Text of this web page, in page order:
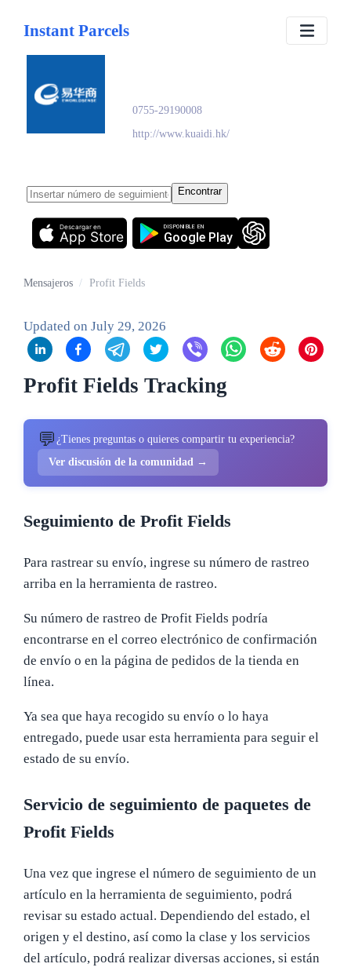
Instant Parcels
0755-29190008
http://www.kuaidi.hk/
Encontrar
App Store
Descargar en
Google Play
DISPONIBLE EN
Mensajeros / Profit Fields
Updated on July 29, 2026
Profit Fields Tracking
💬 ¿Tienes preguntas o quieres compartir tu experiencia?
Ver discusión de la comunidad →
Seguimiento de Profit Fields
Para rastrear su envío, ingrese su número de rastreo
arriba en la herramienta de rastreo.
Su número de rastreo de Profit Fields podría
encontrarse en el correo electrónico de confirmación
de envío o en la página de pedidos de la tienda en
línea.
Ya sea que haya recogido su envío o lo haya
entregado, puede usar esta herramienta para seguir el
estado de su envío.
Servicio de seguimiento de paquetes de
Profit Fields
Una vez que ingrese el número de seguimiento de un
artículo en la herramienta de seguimiento, podrá
revisar su estado actual. Dependiendo del estado, el
origen y el destino, así como la clase y los servicios
del artículo, podrá realizar diversas acciones, si están